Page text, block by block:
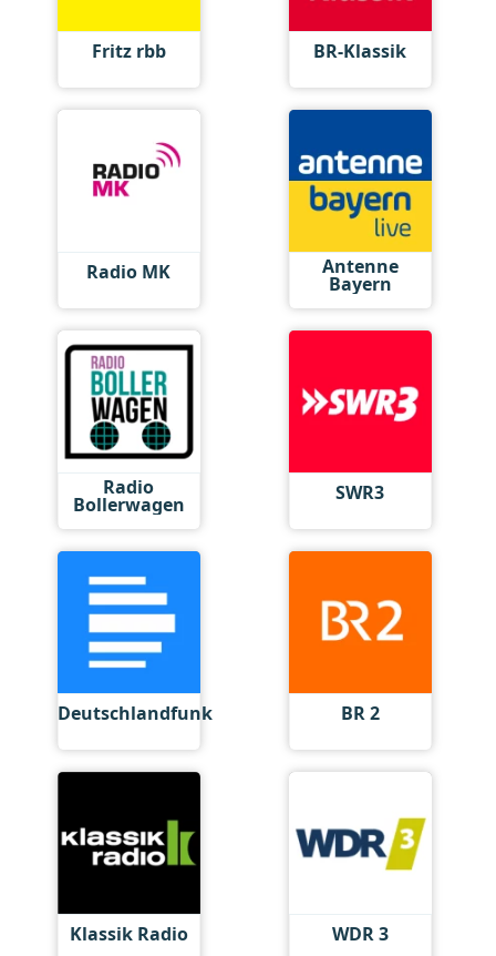
Fritz rbb BR-Klassik
Radio MK Antenne
Bayern
Radio
Bollerwagen SWR3
Deutschlandfunk BR 2
Klassik Radio WDR 3